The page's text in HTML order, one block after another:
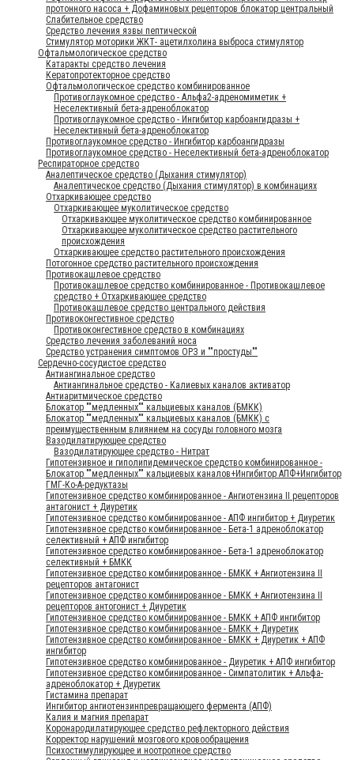
протонного насоса + Дофаминовых рецепторов блокатор центральный
Слабительное средство
Средство лечения язвы пептической
Стимулятор моторики ЖКТ- ацетилхолина выброса стимулятор
Офтальмологическое средство
Катаракты средство лечения
Кератопротекторное средство
Офтальмологическое средство комбинированное
Противоглаукомное средство - Альфа2-адреномиметик +
Неселективный бета-адреноблокатор
Противоглаукомное средство - Ингибитор карбоангидразы +
Неселективный бета-адреноблокатор
Противоглаукомное средство - Ингибитор карбоангидразы
Противоглаукомное средство - Неселективный бета-адреноблокатор
Респираторное средство
Аналептическое средство (Дыхания стимулятор)
Аналептическое средство (Дыхания стимулятор) в комбинациях
Отхаркивающее средство
Отхаркивающее муколитическое средство
Отхаркивающее муколитическое средство комбинированное
Отхаркивающее муколитическое средство растительного
происхождения
Отхаркивающее средство растительного происхождения
Потогонное средство растительного происхождения
Противокашлевое средство
Противокашлевое средство комбинированное - Противокашлевое
средство + Отхаркивающее средство
Противокашлевое средство центрального действия
Противоконгестивное средство
Противоконгестивное средство в комбинациях
Средство лечения заболеваний носа
Средство устранения симптомов ОРЗ и ""простуды""
Сердечно-сосудистое средство
Антиангинальное средство
Антиангинальное средство - Калиевых каналов активатор
Антиаритмическое средство
Блокатор ""медленных"" кальциевых каналов (БМКК)
Блокатор ""медленных"" кальциевых каналов (БМКК) с
преимущественным влиянием на сосуды головного мозга
Вазодилатирующее средство
Вазодилатирующее средство - Нитрат
Гипотензивное и гиполипидемическое средство комбинированное -
Блокатор ""медленных"" кальциевых каналов+Ингибитор АПФ+Ингибитор
ГМГ-Ко-А-редуктазы
Гипотензивное средство комбинированное - Ангиотензина II рецепторов
антагонист + Диуретик
Гипотензивное средство комбинированное - АПФ ингибитор + Диуретик
Гипотензивное средство комбинированное - Бета-1 адреноблокатор
селективный + АПФ ингибитор
Гипотензивное средство комбинированное - Бета-1 адреноблокатор
селективный + БМКК
Гипотензивное средство комбинированное - БМКК + Ангиотензина II
рецепторов антагонист
Гипотензивное средство комбинированное - БМКК + Ангиотензина II
рецепторов антогонист + Диуретик
Гипотензивное средство комбинированное - БМКК + АПФ ингибитор
Гипотензивное средство комбинированное - БМКК + Диуретик
Гипотензивное средство комбинированное - БМКК + Диуретик + АПФ
ингибитор
Гипотензивное средство комбинированное - Диуретик + АПФ ингибитор
Гипотензивное средство комбинированное - Симпатолитик + Альфа-
адреноблокатор + Диуретик
Гистамина препарат
Ингибитор ангиотензинпревращающего фермента (АПФ)
Калия и магния препарат
Коронародилатирующее средство рефлекторного действия
Корректор нарушений мозгового кровообращения
Психостимулирующее и ноотропное средство